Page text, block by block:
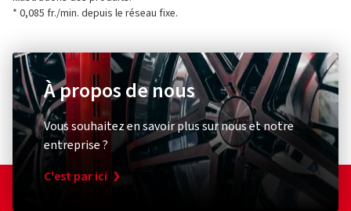
* 0,085 fr./min. depuis le réseau fixe.
À propos de nous
Vous souhaitez en savoir plus sur nous et notre
entreprise ?
C'est par ici